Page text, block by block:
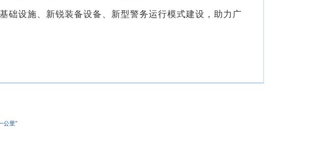
设施、新锐装备设备、新型警务运行模式建设，助力广
公里”